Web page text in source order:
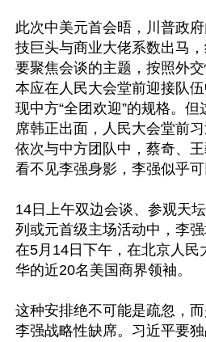
此次中美元首会晤，川普政
技巨头与商业大佬系数出马
要聚焦会谈的主题，按照外
本应在人民大会堂前迎接队
现中方“全团欢迎”的规格。
席韩正出面，人民大会堂前
依次与中方团队中，蔡奇、
看不见李强身影，李强似乎可
14日上午双边会谈、参观天
列或元首级主场活动中，李
在5月14日下午，在北京人民
华的近20名美国商界领袖。
这种安排绝不可能是疏忽，
李强战略性缺席。习近平要